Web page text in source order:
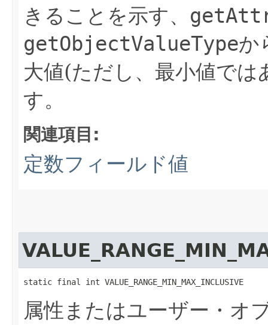
きることを示す、
getObjectValueTypeか
大値(ただし、最小値で
す。
関連項目:
定数フィールド値
static final int VALUE_RANGE_MIN_MAX_INCLUSIVE
属性またはユーザー・オ